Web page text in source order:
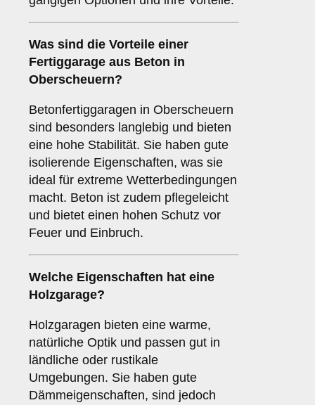
Was sind die Vorteile einer
Fertiggarage aus Beton in
Oberscheuern?
Betonfertiggaragen in Oberscheuern
sind besonders langlebig und bieten
eine hohe Stabilität. Sie haben gute
isolierende Eigenschaften, was sie
ideal für extreme Wetterbedingungen
macht. Beton ist zudem pflegeleicht
und bietet einen hohen Schutz vor
Feuer und Einbruch.
Welche Eigenschaften hat eine
Holzgarage?
Holzgaragen bieten eine warme,
natürliche Optik und passen gut in
ländliche oder rustikale
Umgebungen. Sie haben gute
Dämmeigenschaften, sind jedoch